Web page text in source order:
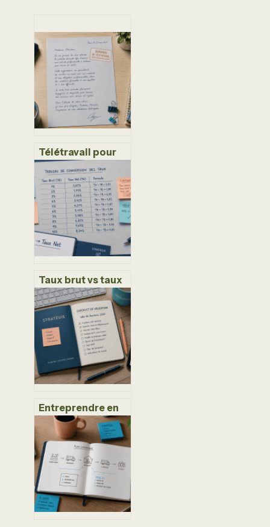
Télétravail pour
raison de santé : 3
documents
indispensables
pour valider votre
demande
Taux brut vs taux
net : pourquoi
votre épargne
rapporte moins
que ce que vous
croyez ?
Entreprendre en
2024 : 12 modèles
rentables entre
IA, écologie et
services de
proximité